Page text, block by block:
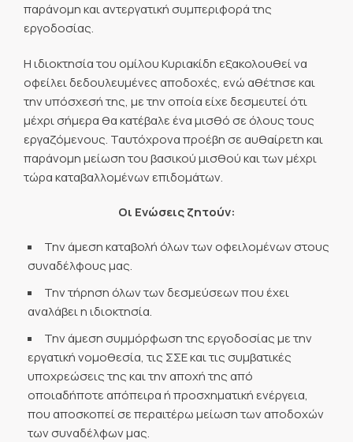
παράνομη και αντεργατική συμπεριφορά της
εργοδοσίας.
Η ιδιοκτησία του ομίλου Κυριακίδη εξακολουθεί να
οφείλει δεδουλευμένες αποδοχές, ενώ αθέτησε και
την υπόσχεσή της, με την οποία είχε δεσμευτεί ότι
μέχρι σήμερα θα κατέβαλε ένα μισθό σε όλους τους
εργαζόμενους. Ταυτόχρονα προέβη σε αυθαίρετη και
παράνομη μείωση του βασικού μισθού και των μέχρι
τώρα καταβαλλομένων επιδομάτων.
Οι Ενώσεις ζητούν:
Την άμεση καταβολή όλων των οφειλομένων στους
συναδέλφους μας.
Την τήρηση όλων των δεσμεύσεων που έχει
αναλάβει η ιδιοκτησία.
Την άμεση συμμόρφωση της εργοδοσίας με την
εργατική νομοθεσία, τις ΣΣΕ και τις συμβατικές
υποχρεώσεις της και την αποχή της από
οποιαδήποτε απόπειρα ή προσχηματική ενέργεια,
που αποσκοπεί σε περαιτέρω μείωση των αποδοχών
των συναδέλφων μας.